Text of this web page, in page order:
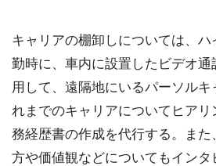
キャリアの棚卸しについては、ハ
勤時に、車内に設置したビデオ
用して、遠隔地にいるパーソルキ
れまでのキャリアについてヒア
務経歴書の作成を代行する。また
方や価値観などについてもイン